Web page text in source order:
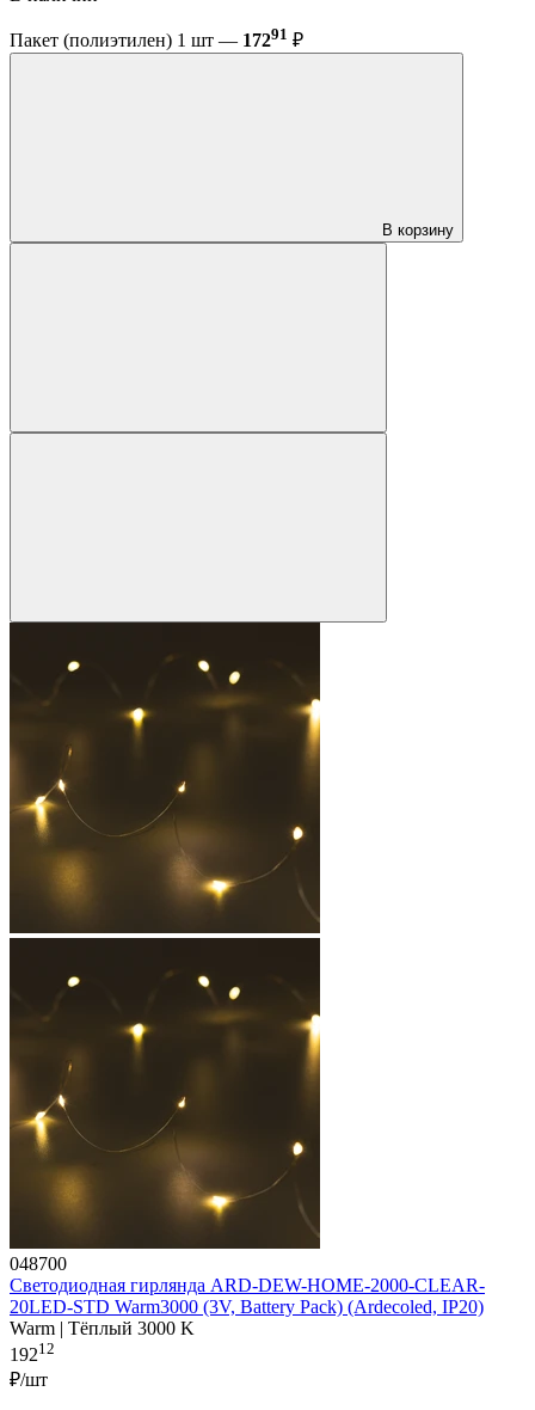
Пакет (полиэтилен) 1 шт — 17291 ₽
В корзину
048700
Светодиодная гирлянда ARD-DEW-HOME-2000-CLEAR-
20LED-STD Warm3000 (3V, Battery Pack) (Ardecoled, IP20)
Warm | Тёплый 3000 K
19212
₽/шт